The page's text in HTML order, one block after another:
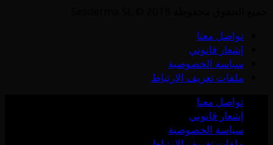
تواصل معنا
إشعار قانوني
سياسة الخصوصية
ملفات تعريف الارتباط
تواصل معنا
إشعار قانوني
سياسة الخصوصية